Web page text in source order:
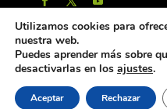
Web
Utilizamos cookies para
nuestra web.
Puedes aprender más sobre
desactivarlas en los ajustes.
Aceptar Rechazar